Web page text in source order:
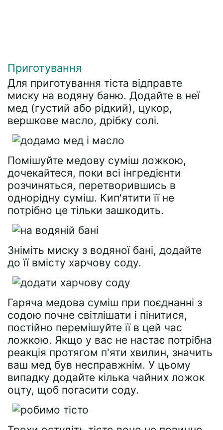
Приготування
Для приготування тіста відправте
миску на водяну баню. Додайте в неї
мед (густий або рідкий), цукор,
вершкове масло, дрібку солі.
Помішуйте медову суміш ложкою,
дочекайтеся, поки всі інгредієнти
розчиняться, перетворившись в
однорідну суміш. Кип'ятити її не
потрібно це тільки зашкодить.
Зніміть миску з водяної бані, додайте
до її вмісту харчову соду.
Гаряча медова суміш при поєднанні з
содою почне світлішати і пінитися,
постійно перемішуйте її в цей час
ложкою. Якщо у вас не настає потрібна
реакція протягом п'яти хвилин, значить
ваш мед був несправжнім. У цьому
випадку додайте кілька чайних ложок
оцту, щоб погасити соду.